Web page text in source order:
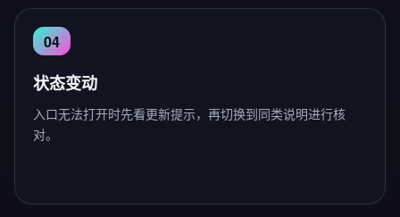
状态变动
入口无法打开时先看更新提示，再切换到同类说明进行核
对。